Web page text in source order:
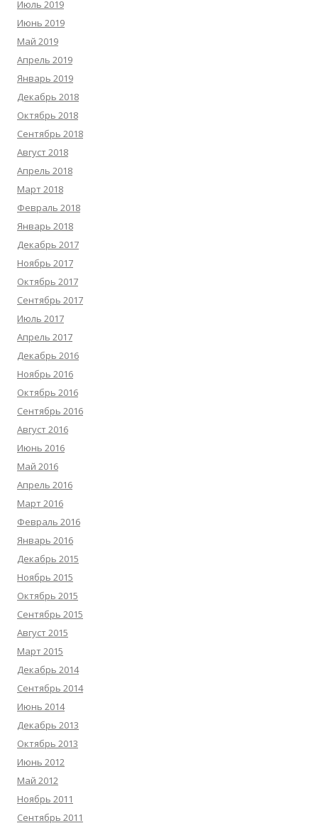
Июль 2019
Июнь 2019
Май 2019
Апрель 2019
Январь 2019
Декабрь 2018
Октябрь 2018
Сентябрь 2018
Август 2018
Апрель 2018
Март 2018
Февраль 2018
Январь 2018
Декабрь 2017
Ноябрь 2017
Октябрь 2017
Сентябрь 2017
Июль 2017
Апрель 2017
Декабрь 2016
Ноябрь 2016
Октябрь 2016
Сентябрь 2016
Август 2016
Июнь 2016
Май 2016
Апрель 2016
Март 2016
Февраль 2016
Январь 2016
Декабрь 2015
Ноябрь 2015
Октябрь 2015
Сентябрь 2015
Август 2015
Март 2015
Декабрь 2014
Сентябрь 2014
Июнь 2014
Декабрь 2013
Октябрь 2013
Июнь 2012
Май 2012
Ноябрь 2011
Сентябрь 2011